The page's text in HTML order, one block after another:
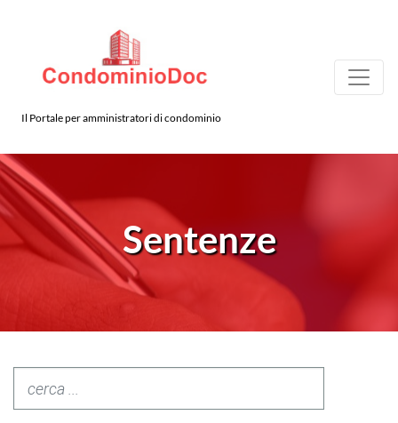
Il Portale per amministratori di condominio
Sentenze